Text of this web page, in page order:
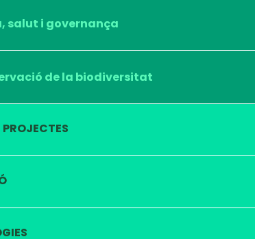
salut i governança
de la biodiversitat